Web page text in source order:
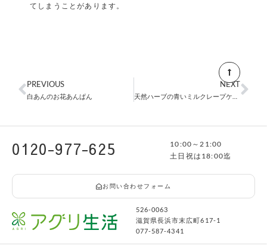
てしまうことがあります。
PREVIOUS
白あんのお花あんぱん
NEXT
0120-977-625
10:00～21:00
土日祝は18:00迄
お問い合わせフォーム
526-0063
滋賀県長浜市末広町617-1
077-587-4341